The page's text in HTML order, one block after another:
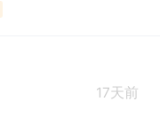
17天前